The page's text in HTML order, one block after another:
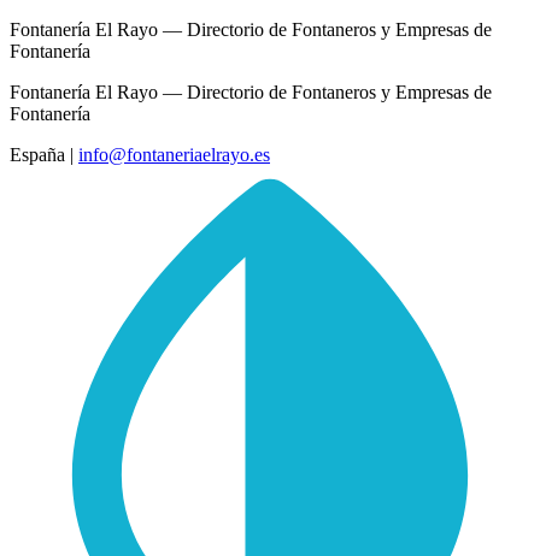
Fontanería El Rayo — Directorio de Fontaneros y Empresas de
Fontanería
Fontanería El Rayo — Directorio de Fontaneros y Empresas de
Fontanería
España | info@fontaneriaelrayo.es